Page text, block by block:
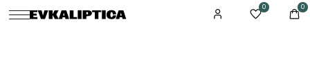
0 0